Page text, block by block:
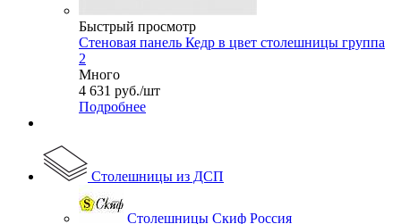
Быстрый просмотр
Стеновая панель Кедр в цвет столешницы группа
2
Много
4 631 руб./шт
Подробнее
Столешницы из ДСП
Столешницы Скиф Россия